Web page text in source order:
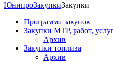
ЮнипроЗакупкиЗакупки
Программа закупок
Закупки МТР, работ,
Архив
Закупки топлива
Архив